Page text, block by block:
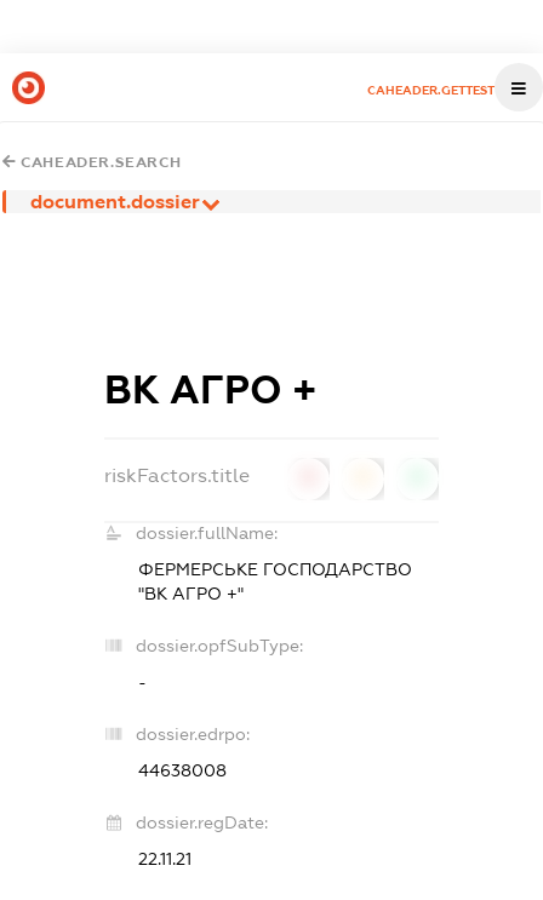
CAHEADER.GETTEST
CAHEADER.SEARCH
document.dossier
ВК АГРО +
riskFactors.title
dossier.fullName:
ФЕРМЕРСЬКЕ ГОСПОДАРСТВО
"ВК АГРО +"
dossier.opfSubType:
-
dossier.edrpo:
44638008
dossier.regDate:
22.11.21